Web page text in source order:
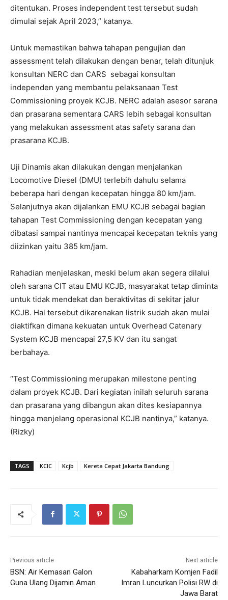
ditentukan. Proses independent test tersebut sudah
dimulai sejak April 2023,” katanya.
Untuk memastikan bahwa tahapan pengujian dan
assessment telah dilakukan dengan benar, telah ditunjuk
konsultan NERC dan CARS sebagai konsultan
independen yang membantu pelaksanaan Test
Commissioning proyek KCJB. NERC adalah asesor sarana
dan prasarana sementara CARS lebih sebagai konsultan
yang melakukan assessment atas safety sarana dan
prasarana KCJB.
Uji Dinamis akan dilakukan dengan menjalankan
Locomotive Diesel (DMU) terlebih dahulu selama
beberapa hari dengan kecepatan hingga 80 km/jam.
Selanjutnya akan dijalankan EMU KCJB sebagai bagian
tahapan Test Commissioning dengan kecepatan yang
dibatasi sampai nantinya mencapai kecepatan teknis yang
diizinkan yaitu 385 km/jam.
Rahadian menjelaskan, meski belum akan segera dilalui
oleh sarana CIT atau EMU KCJB, masyarakat tetap diminta
untuk tidak mendekat dan beraktivitas di sekitar jalur
KCJB. Hal tersebut dikarenakan listrik sudah akan mulai
diaktifkan dimana kekuatan untuk Overhead Catenary
System KCJB mencapai 27,5 KV dan itu sangat
berbahaya.
“Test Commissioning merupakan milestone penting
dalam proyek KCJB. Dari kegiatan inilah seluruh sarana
dan prasarana yang dibangun akan dites kesiapannya
hingga menjelang operasional KCJB nantinya,” katanya.
(Rizky)
TAGS KCIC Kcjb Kereta Cepat Jakarta Bandung
Previous article
BSN: Air Kemasan Galon
Guna Ulang Dijamin Aman
Next article
Kabaharkam Komjen Fadil
Imran Luncurkan Polisi RW di
Jawa Barat